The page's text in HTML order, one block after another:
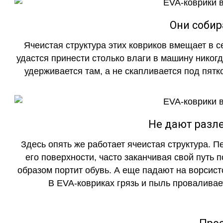
Они
Ячеистая структура этих ковриков вмещает в
удастся принести столько влаги в машину
удерживается там, а не скапливается под
Не дают
Здесь опять же работает ячеистая структура.
его поверхности, часто заканчивая свой
образом портит обувь. А еще падают на
В EVA-ковриках грязь и пыль